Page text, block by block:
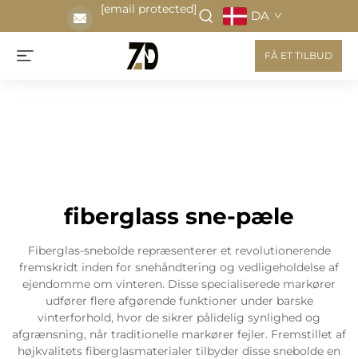
[email protected] DA
FÅ ET TILBUD
fiberglass sne-pæle
Fiberglas-snebolde repræsenterer et revolutionerende
fremskridt inden for snehåndtering og vedligeholdelse af
ejendomme om vinteren. Disse specialiserede markører
udfører flere afgørende funktioner under barske
vinterforhold, hvor de sikrer pålidelig synlighed og
afgrænsning, når traditionelle markører fejler. Fremstillet af
højkvalitets fiberglasmaterialer tilbyder disse snebolde en